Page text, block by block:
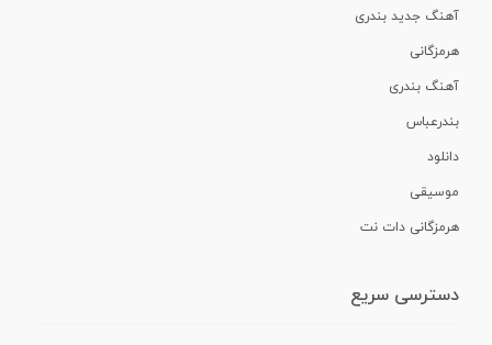
آهنگ جدید بندری
هرمزگانی
آهنگ بندری
بندرعباس
دانلود
موسیقی
هرمزگانی دات نت
دسترسی سریع